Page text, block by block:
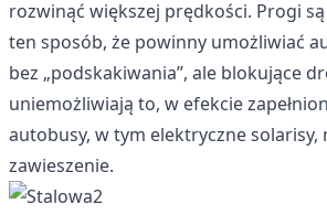
rozwinąć większej prędkości. Progi
ten sposób, że powinny umożliwiać
bez „podskakiwania”, ale blokujące
uniemożliwiają to, w efekcie
autobusy, w tym elektryczne solarisy,
zawieszenie.